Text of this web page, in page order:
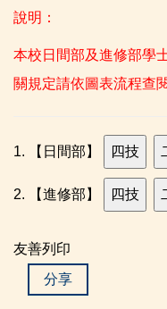
說明：
本校日間部及進修部學
關規定請依圖表流程查閱
1. 【日間部】
2. 【進修部】
友善列印
分享